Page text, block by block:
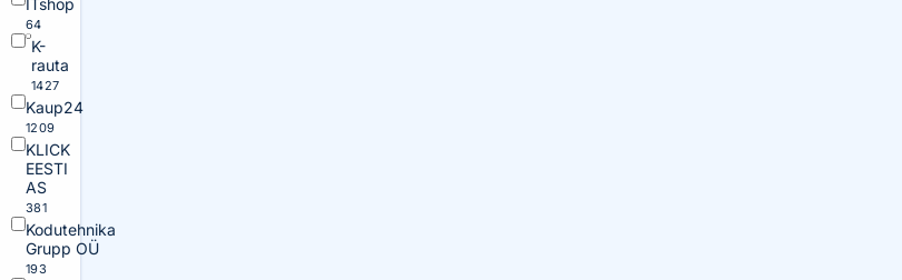
ITshop
64
K-
rauta
1427
Kaup24
1209
KLICK
EESTI
AS
381
Kodutehnika
Grupp OÜ
193